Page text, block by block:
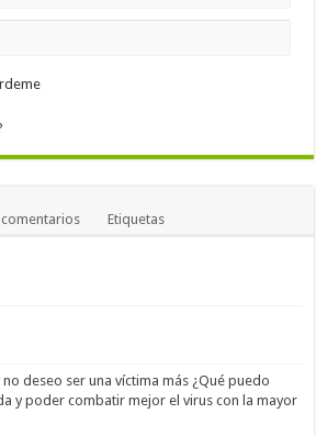
comentarios Etiquetas
deseo ser una víctima más ¿Qué puedo
y poder combatir mejor el virus con la mayor